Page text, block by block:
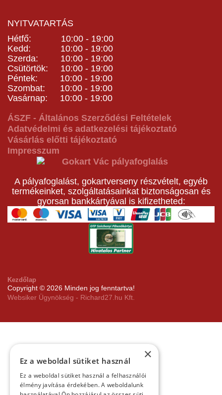
NYITVATARTÁS
Hétfő: 10:00 - 19:00
Kedd: 10:00 - 19:00
Szerda: 10:00 - 19:00
Csütörtök: 10:00 - 19:00
Péntek: 10:00 - 19:00
Szombat: 10:00 - 19:00
Vasárnap: 10:00 - 19:00
ÁSZF - Általános Szerződési Feltételek
Adatvédelmi és adatkezelési tájékoztató
Vásárlás előtti tájékoztató
Impresszum
A pályafoglalást, gokartverseny részvételt, egyéb
termékeinket, szolgáltatásainkat biztonságosan és
gyorsan bankkártyával is kifizetheted:
Kezdőlap
Copyright © 2026 Minden jog fenntartva!
Websiker Ügynökség - Richard27.hu Kft.
×
Ez a weboldal sütiket használ
Ez a weboldal sütiket használ a felhasználói
élmény javítása érdekében. A weboldalunk